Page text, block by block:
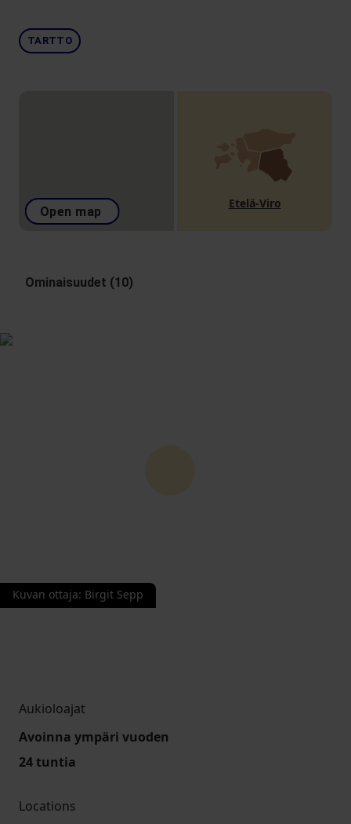
TARTTO
Open map
Etelä-Viro
Ominaisuudet (10)
Kuvan ottaja: Birgit Sepp
Aukioloajat
Avoinna ympäri vuoden
24 tuntia
Locations